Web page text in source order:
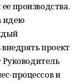
производства.
идею
проект
Руководитель
процессов и